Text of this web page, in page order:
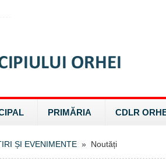
PRIMĂRIA CDLR
ȘI EVENIMENTE » Noutăți